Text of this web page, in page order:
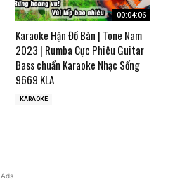
00:04:06
Karaoke Hận Đồ Bàn | Tone Nam
2023 | Rumba Cực Phiêu Guitar
Bass chuẩn Karaoke Nhạc Sống
9669 KLA
KARAOKE
Ads